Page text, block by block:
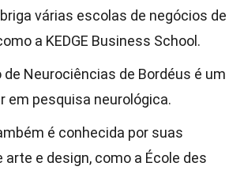
várias escolas de negócios de
a KEDGE Business School.
Neurociências de Bordéus é um
em pesquisa neurológica.
é conhecida por suas
arte e design, como a École des